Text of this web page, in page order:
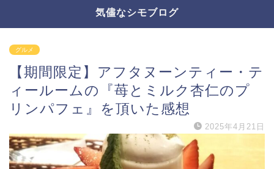
気儘なシモブログ
グルメ
【期間限定】アフタヌーンティー・テ
ィールームの『苺とミルク杏仁のプ
リンパフェ』を頂いた感想
2025年4月21日